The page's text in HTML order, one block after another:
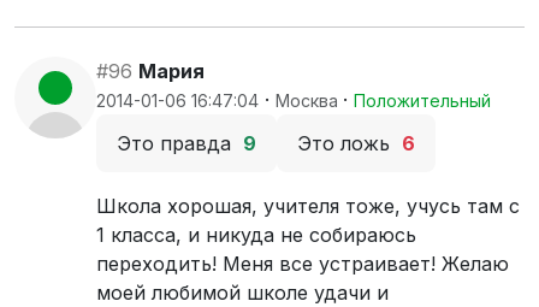
#96 Мария
2014-01-06 16:47:04 · Москва · Положительный
Это правда 9 Это ложь 6
Школа хорошая, учителя тоже, учусь там с
1 класса, и никуда не собираюсь
переходить! Меня все устраивает! Желаю
моей любимой школе удачи и